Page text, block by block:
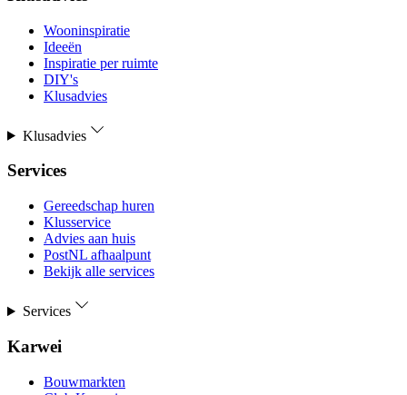
Wooninspiratie
Ideeën
Inspiratie per ruimte
DIY's
Klusadvies
Klusadvies
Services
Gereedschap huren
Klusservice
Advies aan huis
PostNL afhaalpunt
Bekijk alle services
Services
Karwei
Bouwmarkten